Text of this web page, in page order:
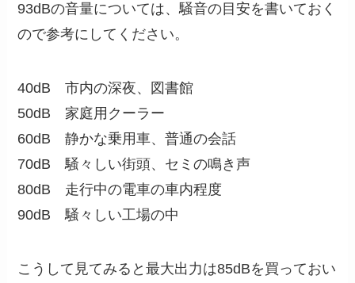
93dBの音量については、騒音の目安を書いておく
ので参考にしてください。
40dB 市内の深夜、図書館
50dB 家庭用クーラー
60dB 静かな乗用車、普通の会話
70dB 騒々しい街頭、セミの鳴き声
80dB 走行中の電車の車内程度
90dB 騒々しい工場の中
こうして見てみると最大出力は85dBを買っておい